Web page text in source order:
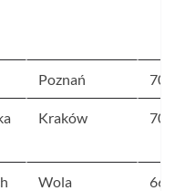
Poznań 70
Kraków 70
Wola 66